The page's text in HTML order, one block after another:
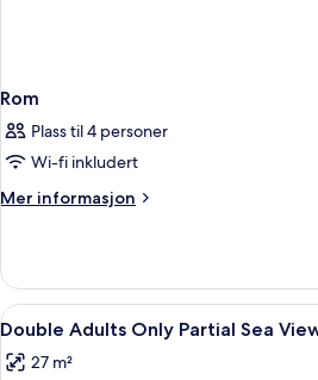
Rom
Plass til 4 personer
Wi-fi inkludert
Mer informasjon
Mer
Åpne
alle
bildene
4
Double Adults Only Partial Sea
27 m²